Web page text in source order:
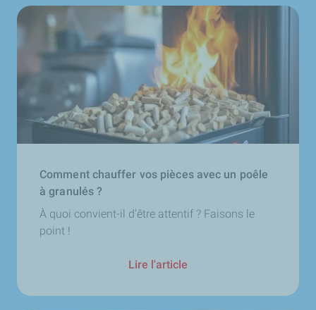
Comment chauffer vos pièces avec un poêle
à granulés ?
À quoi convient-il d’être attentif ? Faisons le
point !
Lire l'article